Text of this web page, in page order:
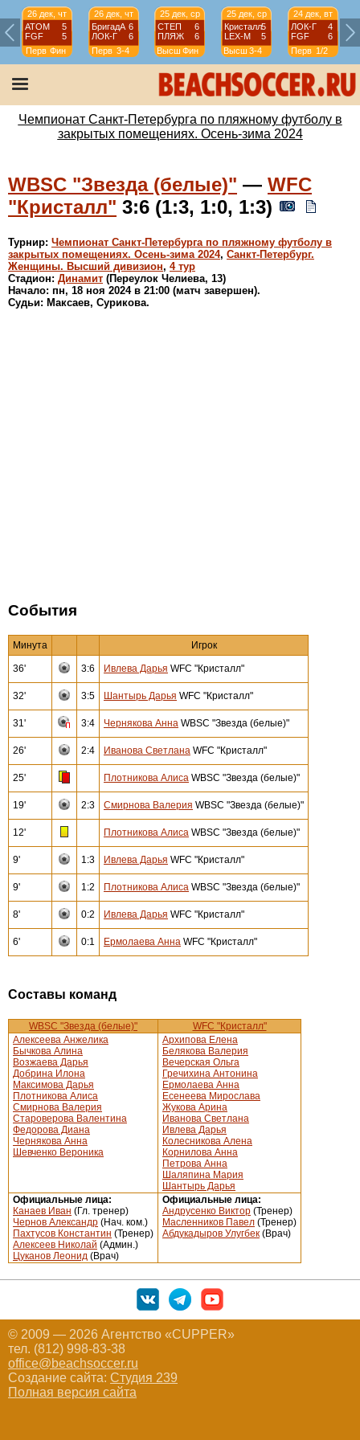
26 дек, чт
АТОМ
5
FGF
5
Перв Фин
26 дек, чт
БригадА 6
ЛОК-Г
6
Перв 3-4
25 дек, ср
СТЕП
6
ПЛЯЖ
6
Высш Фин
25 дек, ср
Кристалл5
LEX-М
5
Высш 3-4
24 дек, вт
ЛОК-Г
4
FGF
6
Перв 1/2
Чемпионат Санкт-Петербурга по пляжному футболу в
закрытых помещениях. Осень-зима 2024
WBSC "Звезда (белые)" — WFC
"Кристалл" 3:6 (1:3, 1:0, 1:3)
Турнир: Чемпионат Санкт-Петербурга по пляжному футболу в
закрытых помещениях. Осень-зима 2024, Санкт-Петербург.
Женщины. Высший дивизион, 4 тур
Стадион: Динамит (Переулок Челиева, 13)
Начало: пн, 18 ноя 2024 в 21:00 (матч завершен).
Судьи: Максаев, Сурикова.
События
Минута Игрок
36' 3:6 Ивлева Дарья WFC "Кристалл"
32' 3:5 Шантырь Дарья WFC "Кристалл"
31' 3:4 Чернякова Анна WBSC "Звезда (белые)"
26' 2:4 Иванова Светлана WFC "Кристалл"
25' Плотникова Алиса WBSC "Звезда (белые)"
19' 2:3 Смирнова Валерия WBSC "Звезда (белые)"
12' Плотникова Алиса WBSC "Звезда (белые)"
9' 1:3 Ивлева Дарья WFC "Кристалл"
9' 1:2 Плотникова Алиса WBSC "Звезда (белые)"
8' 0:2 Ивлева Дарья WFC "Кристалл"
6' 0:1 Ермолаева Анна WFC "Кристалл"
Составы команд
WBSC "Звезда (белые)"
WFC "Кристалл"
Алексеева Анжелика
Бычкова Алина
Возжаева Дарья
Добрина Илона
Максимова Дарья
Плотникова Алиса
Смирнова Валерия
Староверова Валентина
Федорова Диана
Чернякова Анна
Шевченко Вероника
Архипова Елена
Белякова Валерия
Вечерская Ольга
Гречихина Антонина
Ермолаева Анна
Есенеева Мирослава
Жукова Арина
Иванова Светлана
Ивлева Дарья
Колесникова Алена
Корнилова Анна
Петрова Анна
Шаляпина Мария
Шантырь Дарья
Официальные лица:
Канаев Иван (Гл. тренер)
Чернов Александр (Нач. ком.)
Пахтусов Константин (Тренер)
Алексеев Николай (Админ.)
Цуканов Леонид (Врач)
Официальные лица:
Андрусенко Виктор (Тренер)
Масленников Павел (Тренер)
Абдукадыров Улугбек (Врач)
© 2009 — 2026 Агентство «CUPPER»
тел. (812) 998-83-38
office@beachsoccer.ru
Создание сайта: Студия 239
Полная версия сайта